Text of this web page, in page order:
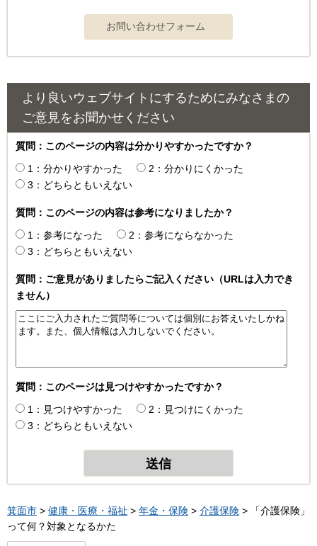
より良いウェブサイトにするためにみなさまの
ご意見をお聞かせください
質問：このページの内容は分かりやすかったですか？
1：分かりやすかった
2：分かりにくかった
3：どちらともいえない
質問：このページの内容は参考になりましたか？
1：参考になった
2：参考にならなかった
3：どちらともいえない
質問：ご意見がありましたらご記入ください（URLは入力でき
ません）
質問：このページは見つけやすかったですか？
1：見つけやすかった
2：見つけにくかった
3：どちらともいえない
箕面市 > 健康・医療・福祉 > 年金・保険 > 介護保険 > 「介護保険」
って何？対象となるかた